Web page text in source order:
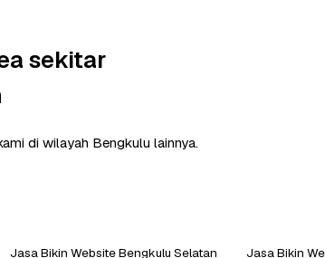
sekitar
di wilayah Bengkulu lainnya.
Jasa Bikin Website Bengkulu Selatan Jasa Bikin